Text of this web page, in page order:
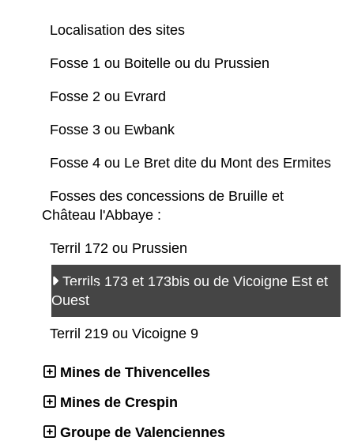
Localisation des sites
Fosse 1 ou Boitelle ou du Prussien
Fosse 2 ou Evrard
Fosse 3 ou Ewbank
Fosse 4 ou Le Bret dite du Mont des Ermites
Fosses des concessions de Bruille et
Château l'Abbaye :
Terril 172 ou Prussien
Terrils 173 et 173bis ou de Vicoigne Est et
Ouest
Terril 219 ou Vicoigne 9
Mines de Thivencelles
Mines de Crespin
Groupe de Valenciennes